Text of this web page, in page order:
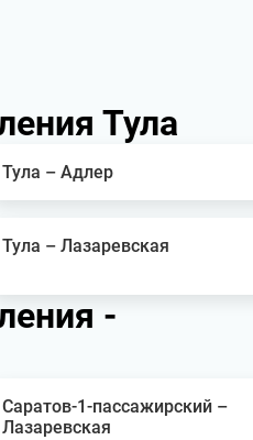
Тула
Тула – Адлер
Тула – Лазаревская
-
Саратов-1-пассажирский –
Лазаревская